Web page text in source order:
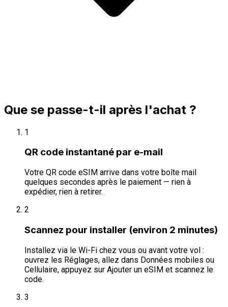
Que se passe-t-il après l'achat ?
1
QR code instantané par e-mail
Votre QR code eSIM arrive dans votre boîte mail
quelques secondes après le paiement — rien à
expédier, rien à retirer.
2
Scannez pour installer (environ 2 minutes)
Installez via le Wi-Fi chez vous ou avant votre vol :
ouvrez les Réglages, allez dans Données mobiles ou
Cellulaire, appuyez sur Ajouter un eSIM et scannez le
code.
3